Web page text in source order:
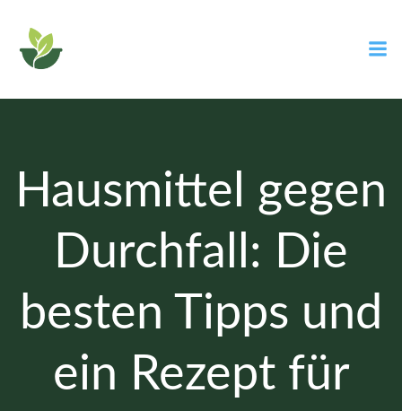
Hausmittel gegen
Durchfall: Die
besten Tipps und
ein Rezept für